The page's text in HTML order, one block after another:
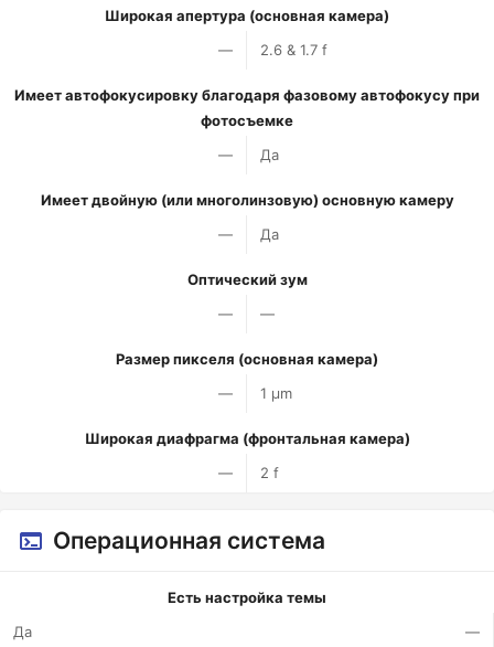
Широкая апертура (основная камера)
—
2.6 & 1.7 f
Имеет автофокусировку благодаря фазовому автофокусу при
фотосъемке
—
Да
Имеет двойную (или многолинзовую) основную камеру
—
Да
Оптический зум
—
—
Размер пикселя (основная камера)
—
1 µm
Широкая диафрагма (фронтальная камера)
—
2 f
Операционная система
Есть настройка темы
Да
—